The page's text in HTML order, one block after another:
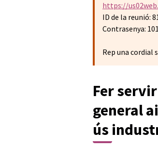
https://
ID de la reunió:
Contrasenya:
Rep una cordial
Fer
general
ús